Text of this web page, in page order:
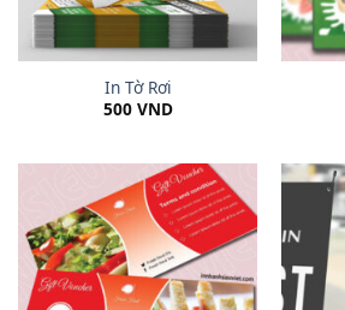
In Tờ Rơi
500 VND